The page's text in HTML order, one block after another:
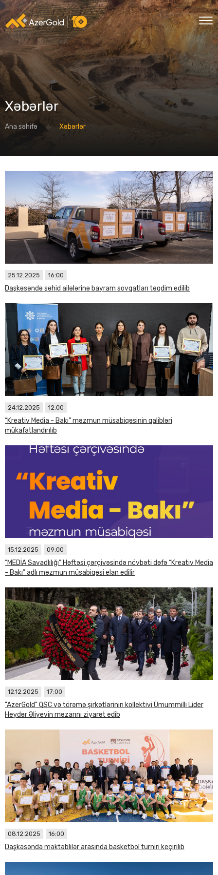
Xəbərlər
Ana səhifə Xəbərlər
25.12.2025 16:00
Daşkəsəndə şəhid ailələrinə bayram sovqatları təqdim edilib
24.12.2025 12:00
“Kreativ Media - Bakı” məzmun müsabiqəsinin qalibləri
mükafatlandırılıb
15.12.2025 09:00
“MEDİA Savadlılığı” Həftəsi çərçivəsində növbəti dəfə “Kreativ Media
- Bakı” adlı məzmun müsabiqəsi elan edilir
12.12.2025 17:00
"AzerGold" QSC və törəmə şirkətlərinin kollektivi Ümummilli Lider
Heydər Əliyevin məzarını ziyarət edib
08.12.2025 16:00
Daşkəsəndə məktəblilər arasında basketbol turniri keçirilib